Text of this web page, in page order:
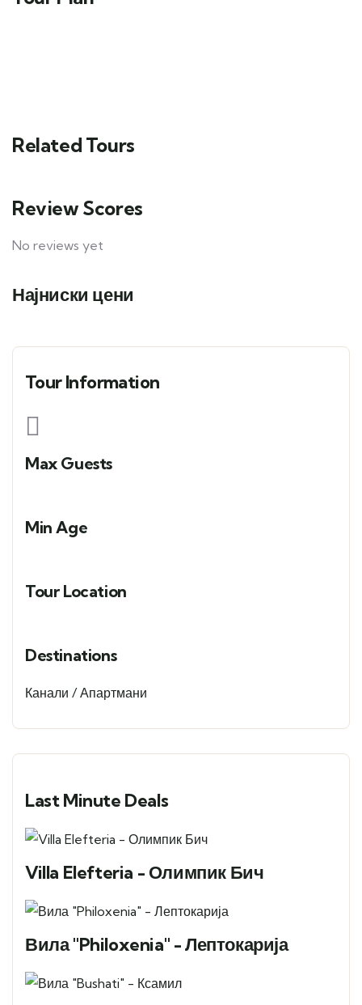
Related Tours
Review Scores
No reviews yet
Најниски цени
Tour Information
Max Guests
Min Age
Tour Location
Destinations
Канали / Апартмани
Last Minute Deals
Villa Elefteria - Олимпик Бич
Вила "Philoxenia" - Лептокарија